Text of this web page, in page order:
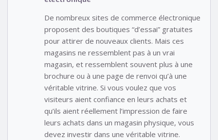
De nombreux sites de commerce électronique
proposent des boutiques “d’essai” gratuites
pour attirer de nouveaux clients. Mais ces
magasins ne ressemblent pas à un vrai
magasin, et ressemblent souvent plus à une
brochure ou à une page de renvoi qu’à une
véritable vitrine. Si vous voulez que vos
visiteurs aient confiance en leurs achats et
qu’ils aient réellement l’impression de faire
leurs achats dans un magasin physique, vous
devez investir dans une véritable vitrine.